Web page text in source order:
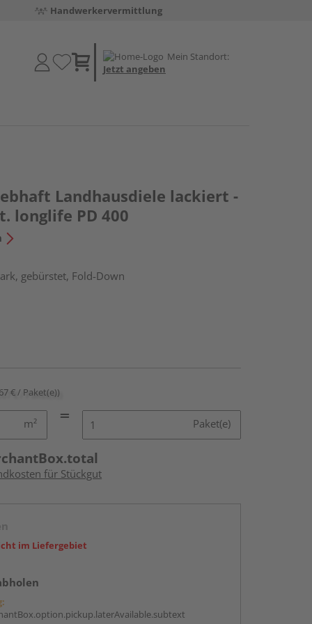
Handwerkervermittlung
Mein Standort:
Jetzt angeben
Landhausdiele lackiert -
longlife PD 400
gebürstet, Fold-Down
€ / Paket(e))
m² Paket(e)
für Stückgut
im Liefergebiet